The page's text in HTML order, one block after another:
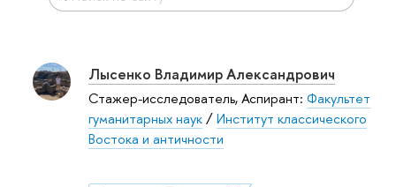
Лысенко Владимир Александрович
Стажер-исследователь, Аспирант: Факультет
гуманитарных наук/Институт классического
Востока и античности